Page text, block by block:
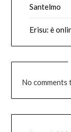
Santelmo
Erisu: è
No comments